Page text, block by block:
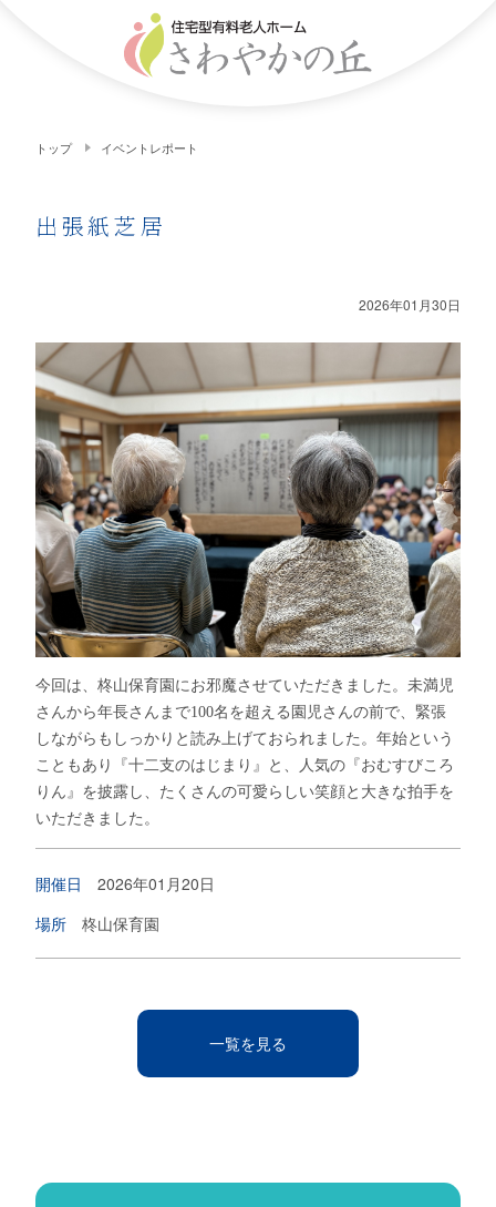
トップ イベントレポート
出張紙芝居
2026年01月30日
今回は、柊山保育園にお邪魔させていただきました。未満児
さんから年長さんまで100名を超える園児さんの前で、緊張
しながらもしっかりと読み上げておられました。年始という
こともあり『十二支のはじまり』と、人気の『おむすびころ
りん』を披露し、たくさんの可愛らしい笑顔と大きな拍手を
いただきました。
開催日
2026年01月20日
場所
柊山保育園
一覧を見る